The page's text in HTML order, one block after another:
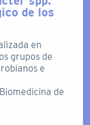
de los
en
grupos de
e
de